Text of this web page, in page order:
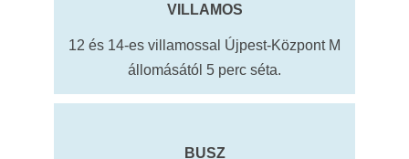
VILLAMOS
12 és 14-es villamossal Újpest-Központ M
állomásától 5 perc séta.
BUSZ